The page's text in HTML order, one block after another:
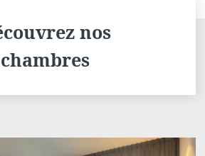
nos
chambres